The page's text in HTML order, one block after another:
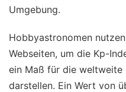
Umgebung.
Hobbyastronomen
Webseiten, um die Kp-
ein Maß für die
darstellen. Ein Wert von